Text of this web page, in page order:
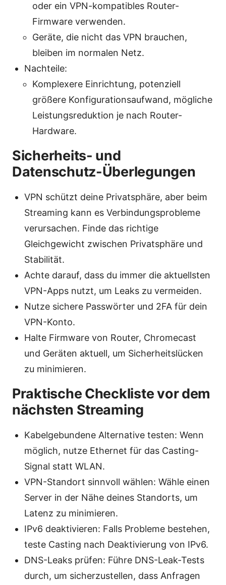
oder ein VPN-kompatibles Router-
Firmware verwenden.
Geräte, die nicht das VPN brauchen,
bleiben im normalen Netz.
Nachteile:
Komplexere Einrichtung, potenziell
größere Konfigurationsaufwand, mögliche
Leistungsreduktion je nach Router-
Hardware.
Sicherheits- und
Datenschutz-Überlegungen
VPN schützt deine Privatsphäre, aber beim
Streaming kann es Verbindungsprobleme
verursachen. Finde das richtige
Gleichgewicht zwischen Privatsphäre und
Stabilität.
Achte darauf, dass du immer die aktuellsten
VPN-Apps nutzt, um Leaks zu vermeiden.
Nutze sichere Passwörter und 2FA für dein
VPN-Konto.
Halte Firmware von Router, Chromecast
und Geräten aktuell, um Sicherheitslücken
zu minimieren.
Praktische Checkliste vor dem
nächsten Streaming
Kabelgebundene Alternative testen: Wenn
möglich, nutze Ethernet für das Casting-
Signal statt WLAN.
VPN-Standort sinnvoll wählen: Wähle einen
Server in der Nähe deines Standorts, um
Latenz zu minimieren.
IPv6 deaktivieren: Falls Probleme bestehen,
teste Casting nach Deaktivierung von IPv6.
DNS-Leaks prüfen: Führe DNS-Leak-Tests
durch, um sicherzustellen, dass Anfragen